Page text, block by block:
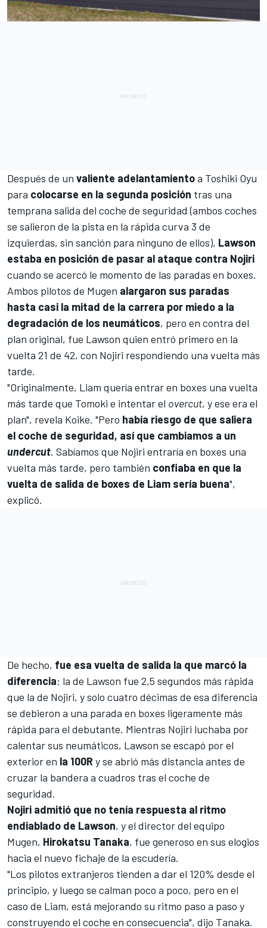
Después de un valiente adelantamientoa Toshiki Oyu
para colocarse en la segunda posición tras una
temprana salida del coche de seguridad (ambos coches
se salieron de la pista en la rápida curva 3 de
izquierdas, sin sanción para ninguno de ellos), Lawson
estaba en posición de pasar al ataque contra Nojiri
cuando se acercó le momento de las paradas en boxes.
Ambos pilotos de Mugen alargaron sus paradas
hasta casi la mitad de la carrera por miedo a la
degradación de los neumáticos, pero en contra del
plan original, fue Lawson quien entró primero en la
vuelta 21 de 42, con Nojiri respondiendo una vuelta más
tarde.
"Originalmente, Liam quería entrar en boxes una vuelta
más tarde que Tomoki e intentar el overcut, y ese era el
plan", revela Koike. "Pero había riesgo de que saliera
el coche de seguridad, así que cambiamos a un
undercut. Sabíamos que Nojiri entraría en boxes una
vuelta más tarde, pero también confiaba en que la
vuelta de salida de boxes de Liam sería buena",
explicó.
De hecho, fue esa vuelta de salida la que marcó la
diferencia: la de Lawson fue 2,5 segundos más rápida
que la de Nojiri, y solo cuatro décimas de esa diferencia
se debieron a una parada en boxes ligeramente más
rápida para el debutante. Mientras Nojiri luchaba por
calentar sus neumáticos, Lawson se escapó por el
exterior en la 100R y se abrió más distancia antes de
cruzar la bandera a cuadros tras el coche de
seguridad.
Nojiri admitió que no tenía respuesta al ritmo
endiablado de Lawson, y el director del equipo
Mugen, Hirokatsu Tanaka, fue generoso en sus elogios
hacia el nuevo fichaje de la escudería.
"Los pilotos extranjeros tienden a dar el 120% desde el
principio, y luego se calman poco a poco, pero en el
caso de Liam, está mejorando su ritmo paso a paso y
construyendo el coche en consecuencia", dijo Tanaka.